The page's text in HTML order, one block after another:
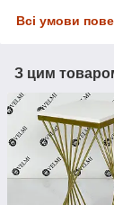
Всі умови
З цим